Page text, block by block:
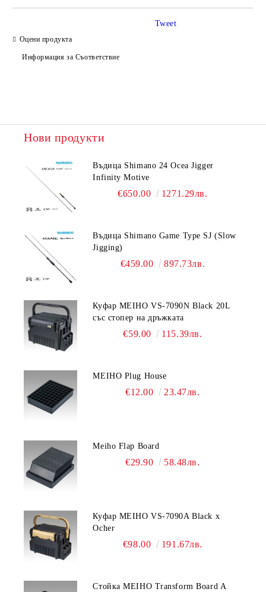
Оцени продукта
Информация за Съответствие
Tweet
Нови продукти
Въдица Shimano 24 Ocea Jigger
Infinity Motive
€650.00 1271.29лв.
Въдица Shimano Game Type SJ (Slow
Jigging)
€459.00 897.73лв.
Куфар MEIHO VS-7090N Black 20L
със стопер на дръжката
€59.00 115.39лв.
MEIHO Plug House
€12.00 23.47лв.
Meiho Flap Board
€29.90 58.48лв.
Куфар MEIHO VS-7090A Black x
Ocher
€98.00 191.67лв.
Стойка MEIHO Transform Board A